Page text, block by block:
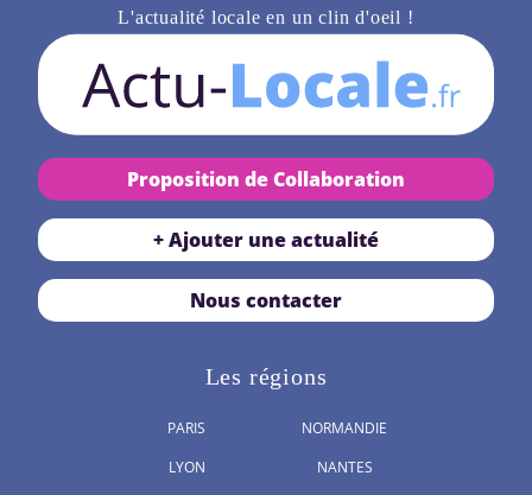
L'actualité locale en un clin d'oeil !
Proposition de Collaboration
+ Ajouter une actualité
Nous contacter
Les régions
PARIS
LYON
NORMANDIE
NANTES